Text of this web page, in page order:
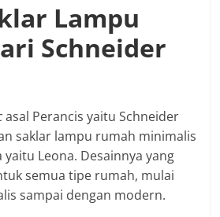
Lampu
Schneider
asal Perancis yaitu Schneider
saklar lampu rumah minimalis
Leona. Desainnya yang
semua tipe rumah, mulai
sampai dengan modern.